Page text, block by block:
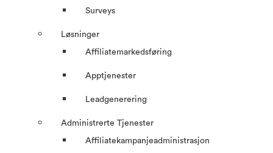
Surveys
Løsninger
Affiliatemarkedsføring
Apptjenester
Leadgenerering
Administrerte Tjenester
Affiliatekampanjeadministrasjon